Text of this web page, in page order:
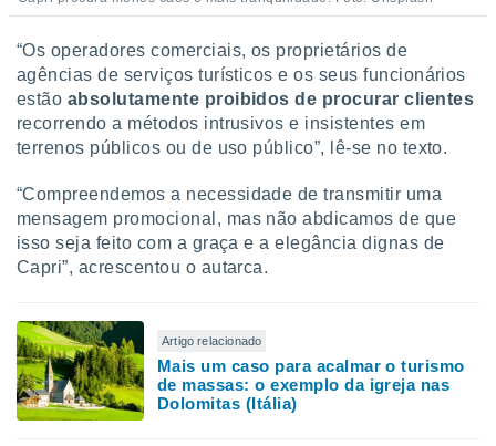
“Os operadores comerciais, os proprietários de
agências de serviços turísticos e os seus funcionários
estão absolutamente proibidos de procurar clientes
recorrendo a métodos intrusivos e insistentes em
terrenos públicos ou de uso público”, lê-se no texto.
“Compreendemos a necessidade de transmitir uma
mensagem promocional, mas não abdicamos de que
isso seja feito com a graça e a elegância dignas de
Capri”, acrescentou o autarca.
Artigo relacionado
Mais um caso para acalmar o turismo
de massas: o exemplo da igreja nas
Dolomitas (Itália)